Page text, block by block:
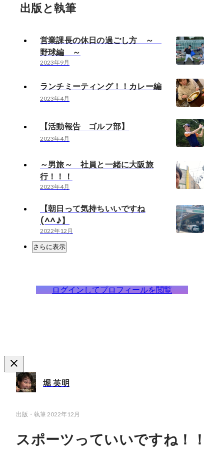
出版と執筆
営業課長の休日の過ごし方 ～
野球編 ～
2023年9月
ランチミーティング！！カレー編
2023年4月
【活動報告 ゴルフ部】
2023年4月
～男旅～ 社員と一緒に大阪旅
行！！！
2023年4月
【朝日って気持ちいいですね
(^^♪】
2022年12月
さらに表示
ログインしてプロフィールを閲覧
堀 英明
出版・執筆2022年12月
スポーツっていいですね！！